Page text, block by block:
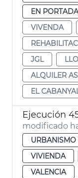
EN
VIVENDA
JGL
ALQUILER
EL
Ejecución
modificado
VIVIENDA
VALENCIA